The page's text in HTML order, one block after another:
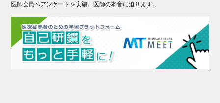
医師会員へアンケートを実施。医師の本音に迫ります。